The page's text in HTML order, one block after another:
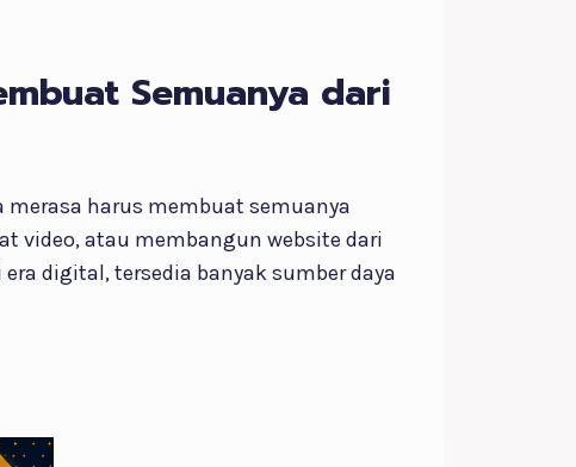
Semuanya dari
harus membuat semuanya
video, atau membangun website dari
digital, tersedia banyak sumber daya